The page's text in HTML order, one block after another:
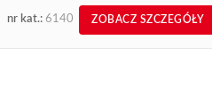
nr kat.: 6140 ZOBACZ SZCZEGÓŁY